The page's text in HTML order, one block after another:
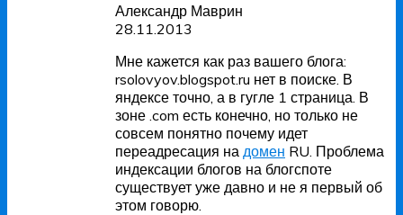
Александр Маврин
28.11.2013
Мне кажется как раз вашего блога:
rsolovyov.blogspot.ru нет в поиске. В
яндексе точно, а в гугле 1 страница. В
зоне .com есть конечно, но только не
совсем понятно почему идет
переадресация на домен RU. Проблема
индексации блогов на блогспоте
существует уже давно и не я первый об
этом говорю.